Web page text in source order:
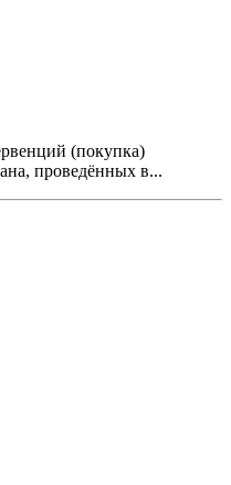
(покупка)
проведённых в...